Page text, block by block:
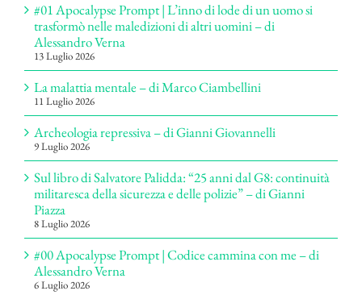
#01 Apocalypse Prompt | L’inno di lode di un uomo si
trasformò nelle maledizioni di altri uomini – di
Alessandro Verna
13 Luglio 2026
La malattia mentale – di Marco Ciambellini
11 Luglio 2026
Archeologia repressiva – di Gianni Giovannelli
9 Luglio 2026
Sul libro di Salvatore Palidda: “25 anni dal G8: continuità
militaresca della sicurezza e delle polizie” – di Gianni
Piazza
8 Luglio 2026
#00 Apocalypse Prompt | Codice cammina con me – di
Alessandro Verna
6 Luglio 2026